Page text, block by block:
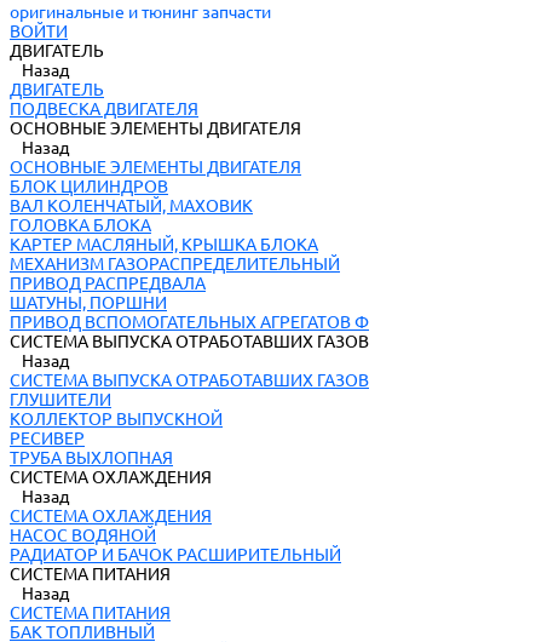
оригинальные и тюнинг запчасти
ВОЙТИ
ДВИГАТЕЛЬ
Назад
ДВИГАТЕЛЬ
ПОДВЕСКА ДВИГАТЕЛЯ
ОСНОВНЫЕ ЭЛЕМЕНТЫ ДВИГАТЕЛЯ
Назад
ОСНОВНЫЕ ЭЛЕМЕНТЫ ДВИГАТЕЛЯ
БЛОК ЦИЛИНДРОВ
ВАЛ КОЛЕНЧАТЫЙ, МАХОВИК
ГОЛОВКА БЛОКА
КАРТЕР МАСЛЯНЫЙ, КРЫШКА БЛОКА
МЕХАНИЗМ ГАЗОРАСПРЕДЕЛИТЕЛЬНЫЙ
ПРИВОД РАСПРЕДВАЛА
ШАТУНЫ, ПОРШНИ
ПРИВОД ВСПОМОГАТЕЛЬНЫХ АГРЕГАТОВ Ф
СИСТЕМА ВЫПУСКА ОТРАБОТАВШИХ ГАЗОВ
Назад
СИСТЕМА ВЫПУСКА ОТРАБОТАВШИХ ГАЗОВ
ГЛУШИТЕЛИ
КОЛЛЕКТОР ВЫПУСКНОЙ
РЕСИВЕР
ТРУБА ВЫХЛОПНАЯ
СИСТЕМА ОХЛАЖДЕНИЯ
Назад
СИСТЕМА ОХЛАЖДЕНИЯ
НАСОС ВОДЯНОЙ
РАДИАТОР И БАЧОК РАСШИРИТЕЛЬНЫЙ
СИСТЕМА ПИТАНИЯ
Назад
СИСТЕМА ПИТАНИЯ
БАК ТОПЛИВНЫЙ